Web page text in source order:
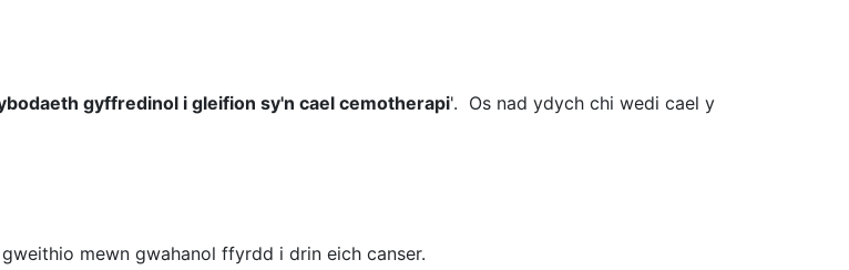
gyffredinol i gleifion sy'n cael cemotherapi'. Os nad ydych chi wedi cael y
mewn gwahanol ffyrdd i drin eich canser.